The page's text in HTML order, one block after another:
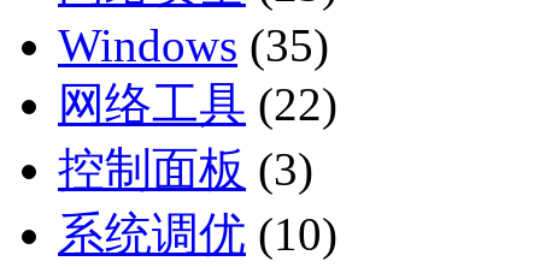
Windows (35)
网络工具 (22)
控制面板 (3)
系统调优 (10)